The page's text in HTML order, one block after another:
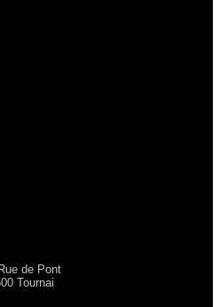
de Pont
Tournai